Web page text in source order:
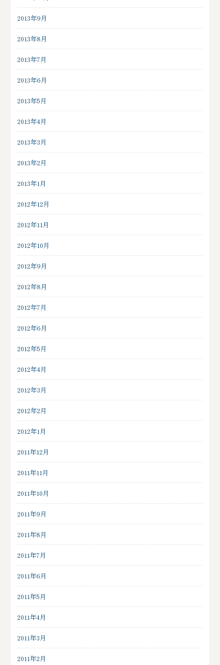
2013年9月
2013年8月
2013年7月
2013年6月
2013年5月
2013年4月
2013年3月
2013年2月
2013年1月
2012年12月
2012年11月
2012年10月
2012年9月
2012年8月
2012年7月
2012年6月
2012年5月
2012年4月
2012年3月
2012年2月
2012年1月
2011年12月
2011年11月
2011年10月
2011年9月
2011年8月
2011年7月
2011年6月
2011年5月
2011年4月
2011年3月
2011年2月